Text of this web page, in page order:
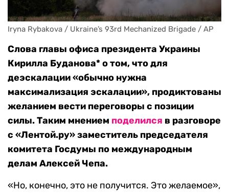
Iryna Rybakova / Ukraine’s 93rd Mechanized Brigade / AP
Слова главы офиса президента Украины
Кирилла Буданова* о том, что для
деэскалации «обычно нужна
максимализация эскалации», продиктованы
желанием вести переговоры с позиции
силы. Таким мнением поделился в разговоре
с «Лентой.ру» заместитель председателя
комитета Госдумы по международным
делам Алексей Чепа.
«Но, конечно, это не получится. Это желаемое»,